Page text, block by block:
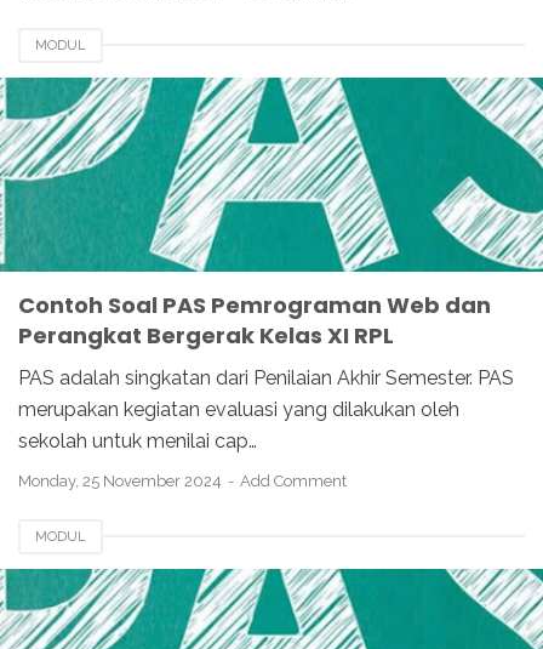
MODUL
Contoh Soal PAS Pemrograman Web dan
Perangkat Bergerak Kelas XI RPL
PAS adalah singkatan dari Penilaian Akhir Semester. PAS
merupakan kegiatan evaluasi yang dilakukan oleh
sekolah untuk menilai cap…
Monday, 25 November 2024 Add Comment
MODUL